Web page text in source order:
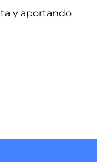
y aportando